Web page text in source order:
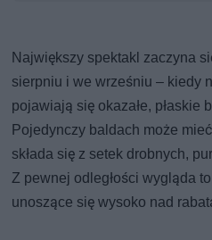
Największy spektakl zaczyna
sierpniu i we wrześniu – kiedy
pojawiają się okazałe, płaskie
Pojedynczy baldach może
składa się z setek drobnych,
Z pewnej odległości wygląda
unoszące się wysoko nad